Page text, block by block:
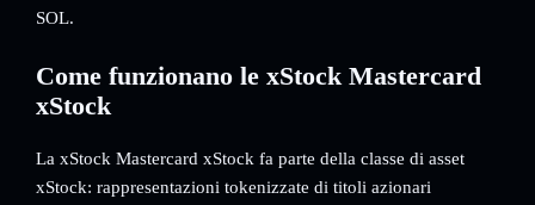
SOL.
Come funzionano le xStock Mastercard
xStock
La xStock Mastercard xStock fa parte della classe di asset
xStock: rappresentazioni tokenizzate di titoli azionari